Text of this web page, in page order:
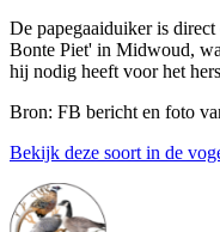
De papegaaiduiker is
Bonte Piet' in Midwoud,
hij nodig heeft voor het
Bron: FB bericht en foto
Bekijk deze soort in de